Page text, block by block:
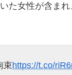
た女性が含ま
束https://t.co/